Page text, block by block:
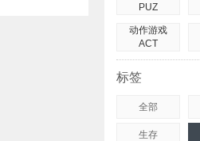
PUZ
动作游戏
ACT
标签
全部
生存